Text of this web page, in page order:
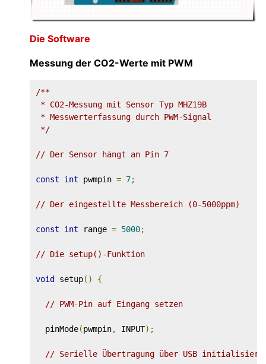
Die Software
Messung der CO2-Werte mit PWM
/**
* CO2-Messung mit Sensor Typ MHZ19B
* Messwerterfassung durch PWM-Signal
*/
// Der Sensor hängt an Pin 7
const int pwmpin = 7;
// Der eingestellte Messbereich (0-5000ppm)
const int range = 5000;
// Die setup()-Funktion
void setup() {
// PWM-Pin auf Eingang setzen
pinMode(pwmpin, INPUT);
// Serielle Übertragung über USB